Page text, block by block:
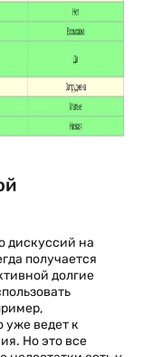
дискуссий на
получается
долгие
уже ведет к
Но это все